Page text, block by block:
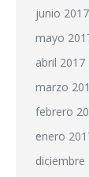
junio 2017
mayo
abril 2017
marzo
febrero
enero
diciembre